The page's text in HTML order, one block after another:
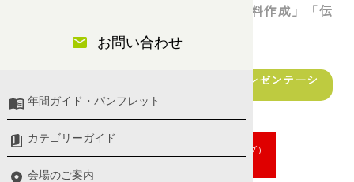
お問い合わせ
年間ガイド・パンフレット
カテゴリーガイド
会場のご案内
～結果を出すための「事前準備」「資料作成」「伝
え方」を習得～
コミュニケーション・アサーション・プレゼンテーシ
オンラインセミナー（アーカイブ）